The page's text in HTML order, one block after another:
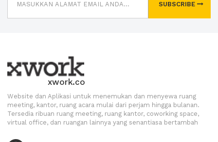
SUBSCRIBE
xwork.co
Website dan Aplikasi untuk menemukan dan menyewa ruang
meeting, kantor, ruang acara mulai dari perjam hingga bulanan.
Tersedia ribuan ruang meeting, ruang kantor, coworking space,
virtual office, dan ruangan lainnya yang senantiasa bertambah